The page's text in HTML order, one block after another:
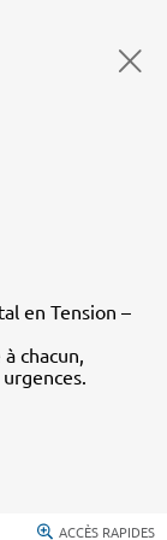
en Tension –
chacun,
ACCÈS RAPIDES